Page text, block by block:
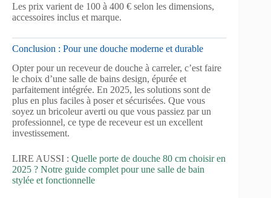
Les prix varient de 100 à 400 € selon les dimensions,
accessoires inclus et marque.
Conclusion : Pour une douche moderne et durable
Opter pour un receveur de douche à carreler, c’est faire
le choix d’une salle de bains design, épurée et
parfaitement intégrée. En 2025, les solutions sont de
plus en plus faciles à poser et sécurisées. Que vous
soyez un bricoleur averti ou que vous passiez par un
professionnel, ce type de receveur est un excellent
investissement.
LIRE AUSSI : Quelle porte de douche 80 cm choisir en
2025 ? Notre guide complet pour une salle de bain
stylée et fonctionnelle